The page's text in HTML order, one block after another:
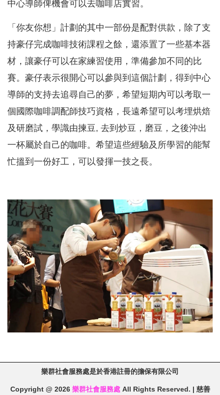
中心導師俾機會可以去咖啡店實習。
「你友你想」計劃的其中一部份是配對供款，除了支
持豪仔完成咖啡技術課程之餘，還添置了一些基本器
材，讓豪仔可以在家練習使用，準備參加不同的比
賽。豪仔表示很開心可以參與到這個計劃，得到中心
導師的支持去追尋自己的夢，希望短期內可以考取一
個國際咖啡調配師技巧資格，長遠希望可以考埋烘焙
及研磨試，學識由揀豆, 去到炒豆，磨豆，之後沖出
一杯屬於自己的咖啡。希望這些經驗及所學習的能幫
忙搵到一份好工，可以發揮一技之長。
樂群社會服務處是於香港註冊的擔保有限公司
Copyright @ 2026 樂群社會服務處All Rights Reserved. | 慈善